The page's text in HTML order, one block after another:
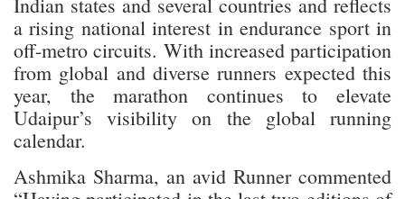
a rising national interest in endurance sport in
off-metro circuits. With increased participation
from global and diverse runners expected this
year, the marathon continues to elevate
Udaipur’s visibility on the global running
calendar.
Ashmika Sharma, an avid Runner commented